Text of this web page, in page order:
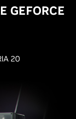
GEFORCE
20